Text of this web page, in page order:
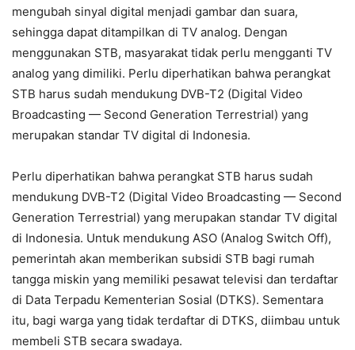
mengubah sinyal digital menjadi gambar dan suara,
sehingga dapat ditampilkan di TV analog. Dengan
menggunakan STB, masyarakat tidak perlu mengganti TV
analog yang dimiliki. Perlu diperhatikan bahwa perangkat
STB harus sudah mendukung DVB-T2 (Digital Video
Broadcasting — Second Generation Terrestrial) yang
merupakan standar TV digital di Indonesia.
Perlu diperhatikan bahwa perangkat STB harus sudah
mendukung DVB-T2 (Digital Video Broadcasting — Second
Generation Terrestrial) yang merupakan standar TV digital
di Indonesia. Untuk mendukung ASO (Analog Switch Off),
pemerintah akan memberikan subsidi STB bagi rumah
tangga miskin yang memiliki pesawat televisi dan terdaftar
di Data Terpadu Kementerian Sosial (DTKS). Sementara
itu, bagi warga yang tidak terdaftar di DTKS, diimbau untuk
membeli STB secara swadaya.